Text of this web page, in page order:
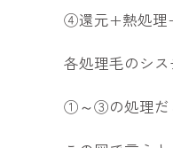
④還元+熱処理
各処理毛のシ
①～③の処理だ